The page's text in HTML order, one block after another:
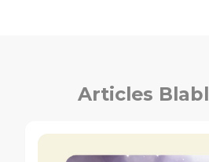
Articles